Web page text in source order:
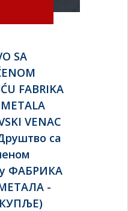
SA
FABRIKA
VENAC
са
ФАБРИКА
-